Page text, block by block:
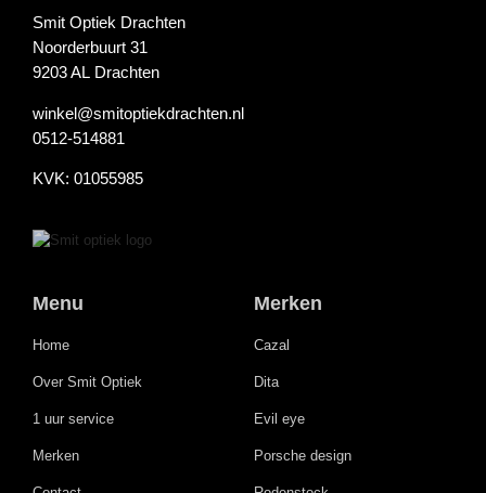
Smit Optiek Drachten
Noorderbuurt 31
9203 AL Drachten
winkel@smitoptiekdrachten.nl
0512-514881
KVK: 01055985
Menu
Home
Over Smit Optiek
1 uur service
Merken
Merken
Cazal
Dita
Evil eye
Porsche design